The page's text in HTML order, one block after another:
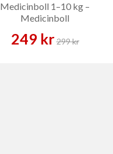
Medicinboll 1–10 kg –
Medicinboll
249 kr299 kr